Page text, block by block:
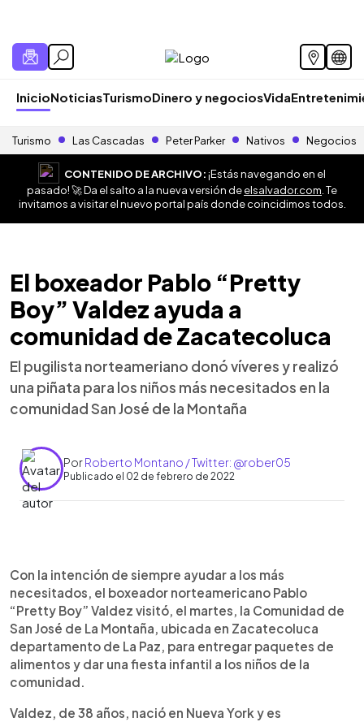
InicioNoticiasTurismoDinero y negociosVida
Turismo Las Cascadas Peter Parker Nativos Negocios
CONTENIDO DE ARCHIVO:¡Estás navegando en el
pasado! 🚀 Da el salto a la nueva versión deelsalvador.com . Te
invitamos a visitar el nuevo portal país donde coincidimos todos.
El boxeador Pablo “Pretty
Boy” Valdez ayuda a
comunidad de Zacatecoluca
El pugilista norteameriano donó víveres y realizó
una piñata para los niños más necesitados en la
comunidad San José de la Montaña
PorRoberto Montano / Twitter: @rober05
Publicado el 02 de febrero de 2022
► Escuchar artículo
Con la intención de siempre ayudar a los más
necesitados, el boxeador norteamericano Pablo
“Pretty Boy” Valdez visitó, el martes, la Comunidad de
San José de La Montaña, ubicada en Zacatecoluca
departamento de La Paz, para entregar paquetes de
alimentos y dar una fiesta infantil a los niños de la
comunidad.
Valdez, de 38 años, nació en Nueva York y es